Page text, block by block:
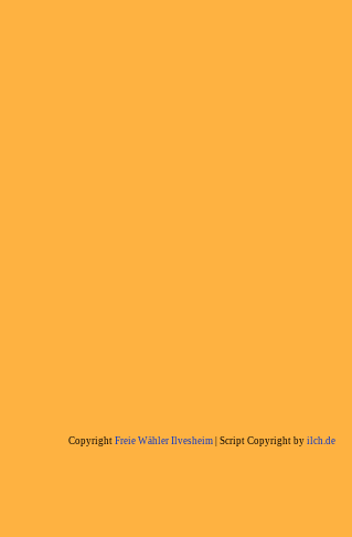
Copyright Freie Wähler Ilvesheim | Script Copyright by ilch.de